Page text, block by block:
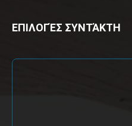
ΕΠΙΛΟΓΈΣ ΣΥΝΤΆΚΤΗ